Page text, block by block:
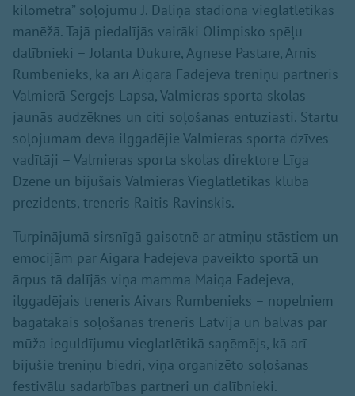
kilometra” soļojumu J. Daliņa stadiona vieglatlētikas
manēžā. Tajā piedalījās vairāki Olimpisko spēļu
dalībnieki – Jolanta Dukure, Agnese Pastare, Arnis
Rumbenieks, kā arī Aigara Fadejeva treniņu partneris
Valmierā Sergejs Lapsa, Valmieras sporta skolas
jaunās audzēknes un citi soļošanas entuziasti. Startu
soļojumam deva ilggadējie Valmieras sporta dzīves
vadītāji – Valmieras sporta skolas direktore Līga
Dzene un bijušais Valmieras Vieglatlētikas kluba
prezidents, treneris Raitis Ravinskis.
Turpinājumā sirsnīgā gaisotnē ar atmiņu stāstiem un
emocijām par Aigara Fadejeva paveikto sportā un
ārpus tā dalījās viņa mamma Maiga Fadejeva,
ilggadējais treneris Aivars Rumbenieks – nopelniem
bagātākais soļošanas treneris Latvijā un balvas par
mūža ieguldījumu vieglatlētikā saņēmējs, kā arī
bijušie treniņu biedri, viņa organizēto soļošanas
festivālu sadarbības partneri un dalībnieki.